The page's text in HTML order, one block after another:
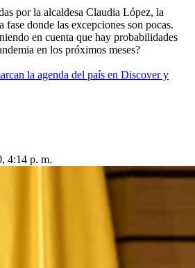
por la alcaldesa Claudia López, la
fase donde las excepciones son pocas.
en cuenta que hay probabilidades
en los próximos meses?
la agenda del país en Discover y
4:14 p. m.